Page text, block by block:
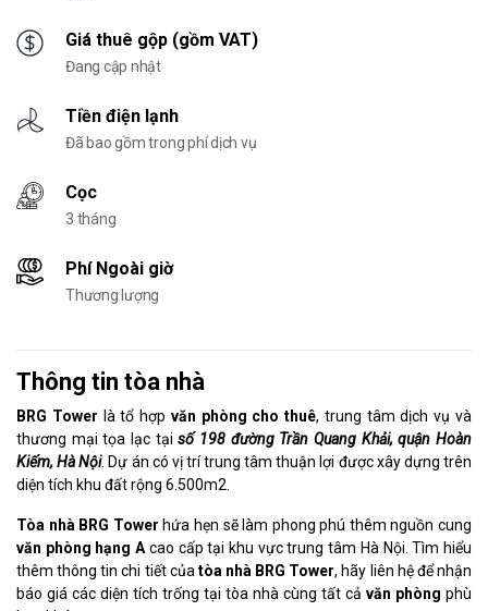
Giá thuê gộp (gồm VAT)
Đang cập nhật
Tiền điện lạnh
Đã bao gồm trong phí dịch vụ
Cọc
3 tháng
Phí Ngoài giờ
Thương lượng
Thông tin tòa nhà
BRG Tower là tổ hợp văn phòng cho thuê, trung tâm dịch vụ và
thương mại tọa lạc tạisố 198 đường Trần Quang Khải, quận Hoàn
Kiếm, Hà Nội. Dự án có vị trí trung tâm thuận lợi được xây dựng trên
diện tích khu đất rộng 6.500m2.
Tòa nhà BRG Tower hứa hẹn sẽ làm phong phú thêm nguồn cung
văn phòng hạng A cao cấp tại khu vực trung tâm Hà Nội. Tìm hiểu
thêm thông tin chi tiết của tòa nhà BRG Tower, hãy liên hệ để nhận
báo giá các diện tích trống tại tòa nhà cùng tất cả văn phòng phù